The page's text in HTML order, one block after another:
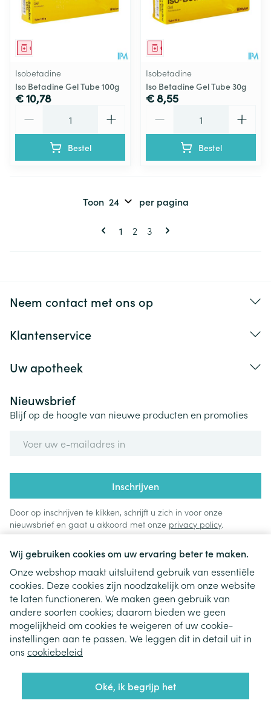
Wij gebruiken cookies om uw ervaring beter te maken.
Onze webshop maakt uitsluitend gebruik van essentiële
cookies. Deze cookies zijn noodzakelijk om onze website
te laten functioneren. We maken geen gebruik van
andere soorten cookies; daarom bieden we geen
mogelijkheid om cookies te weigeren of uw cookie-
instellingen aan te passen. We leggen dit in detail uit in
ons cookiebeleid
Oké, ik begrijp het
Geneesmiddel
Isobetadine
Iso Betadine Gel Tube 100g
€ 10,78
Bestel
Geneesmiddel
Isobetadine
Iso Betadine Gel Tube 30g
€ 8,55
Bestel
Pagina's
U lees momenteel pagina
1 Pagina
2 Pagina
3
Toon per pagina
Neem contact met ons op
Klantenservice
Uw apotheek
Nieuwsbrief
Blijf op de hoogte van nieuwe producten en promoties
Inschrijven
Door op inschrijven te klikken, schrijft u zich in voor onze
nieuwsbrief en gaat u akkoord met onze privacy policy.
Juridische links